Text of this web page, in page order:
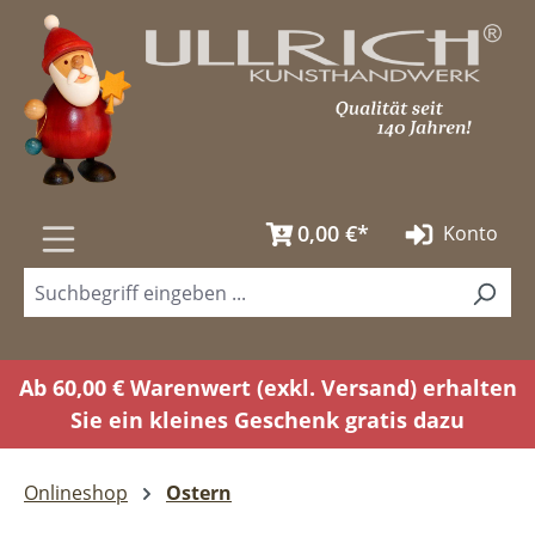
Zum Hauptinhalt springen
0,00 €* Konto
Ab 60,00 € Warenwert (exkl. Versand) erhalten
Sie ein kleines Geschenk gratis dazu
Onlineshop Ostern